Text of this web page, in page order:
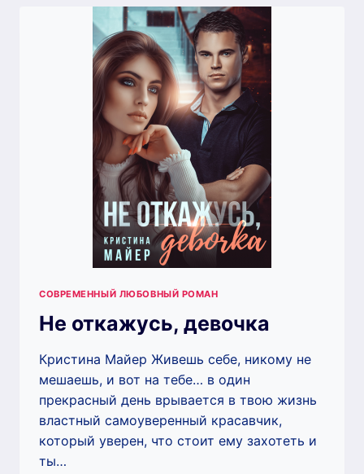
ДОЧЬ
ОЛИГАРХА
СОВРЕМЕННЫЙ ЛЮБОВНЫЙ РОМАН
Не откажусь, девочка
Кристина Майер Живешь себе, никому не
мешаешь, и вот на тебе… в один
прекрасный день врывается в твою жизнь
властный самоуверенный красавчик,
который уверен, что стоит ему захотеть и
ты…